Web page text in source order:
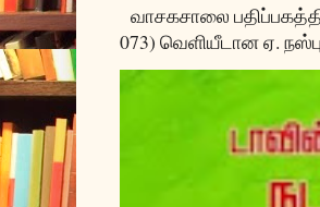
வாசகசாலை
073) வெளியீடான ஏ.